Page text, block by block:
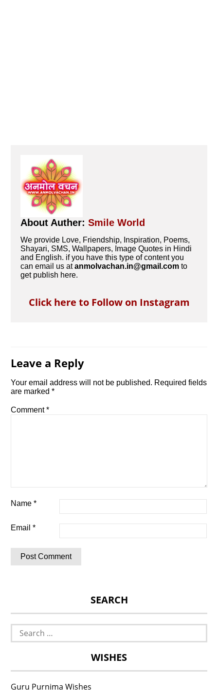
About Auther:Smile World
We provide Love, Friendship, Inspiration, Poems,
Shayari, SMS, Wallpapers, Image Quotes in Hindi
and English. if you have this type of content you
can email us atanmolvachan.in@gmail.com to
get publish here.
Click here to Follow on Instagram
Leave a Reply
Your email address will not be published. Required fields
are marked*
Comment*
Name*
Email*
SEARCH
Search
for:
WISHES
Guru Purnima Wishes